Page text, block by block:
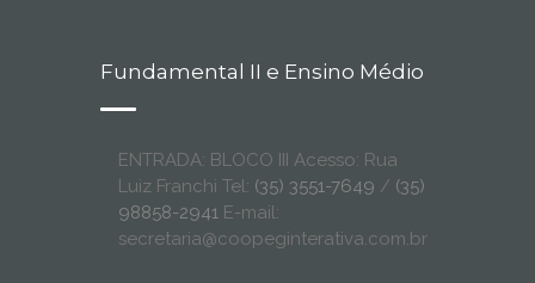
Fundamental II e Ensino Médio
ENTRADA: BLOCO III Acesso: Rua
Luiz Franchi Tel: (35) 3551-7649 / (35)
98858-2941 E-mail:
secretaria@coopeginterativa.com.br